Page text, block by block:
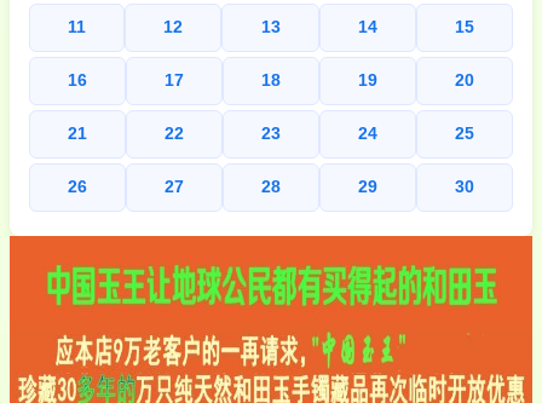
11 12 13 14 15
16 17 18 19 20
21 22 23 24 25
26 27 28 29 30